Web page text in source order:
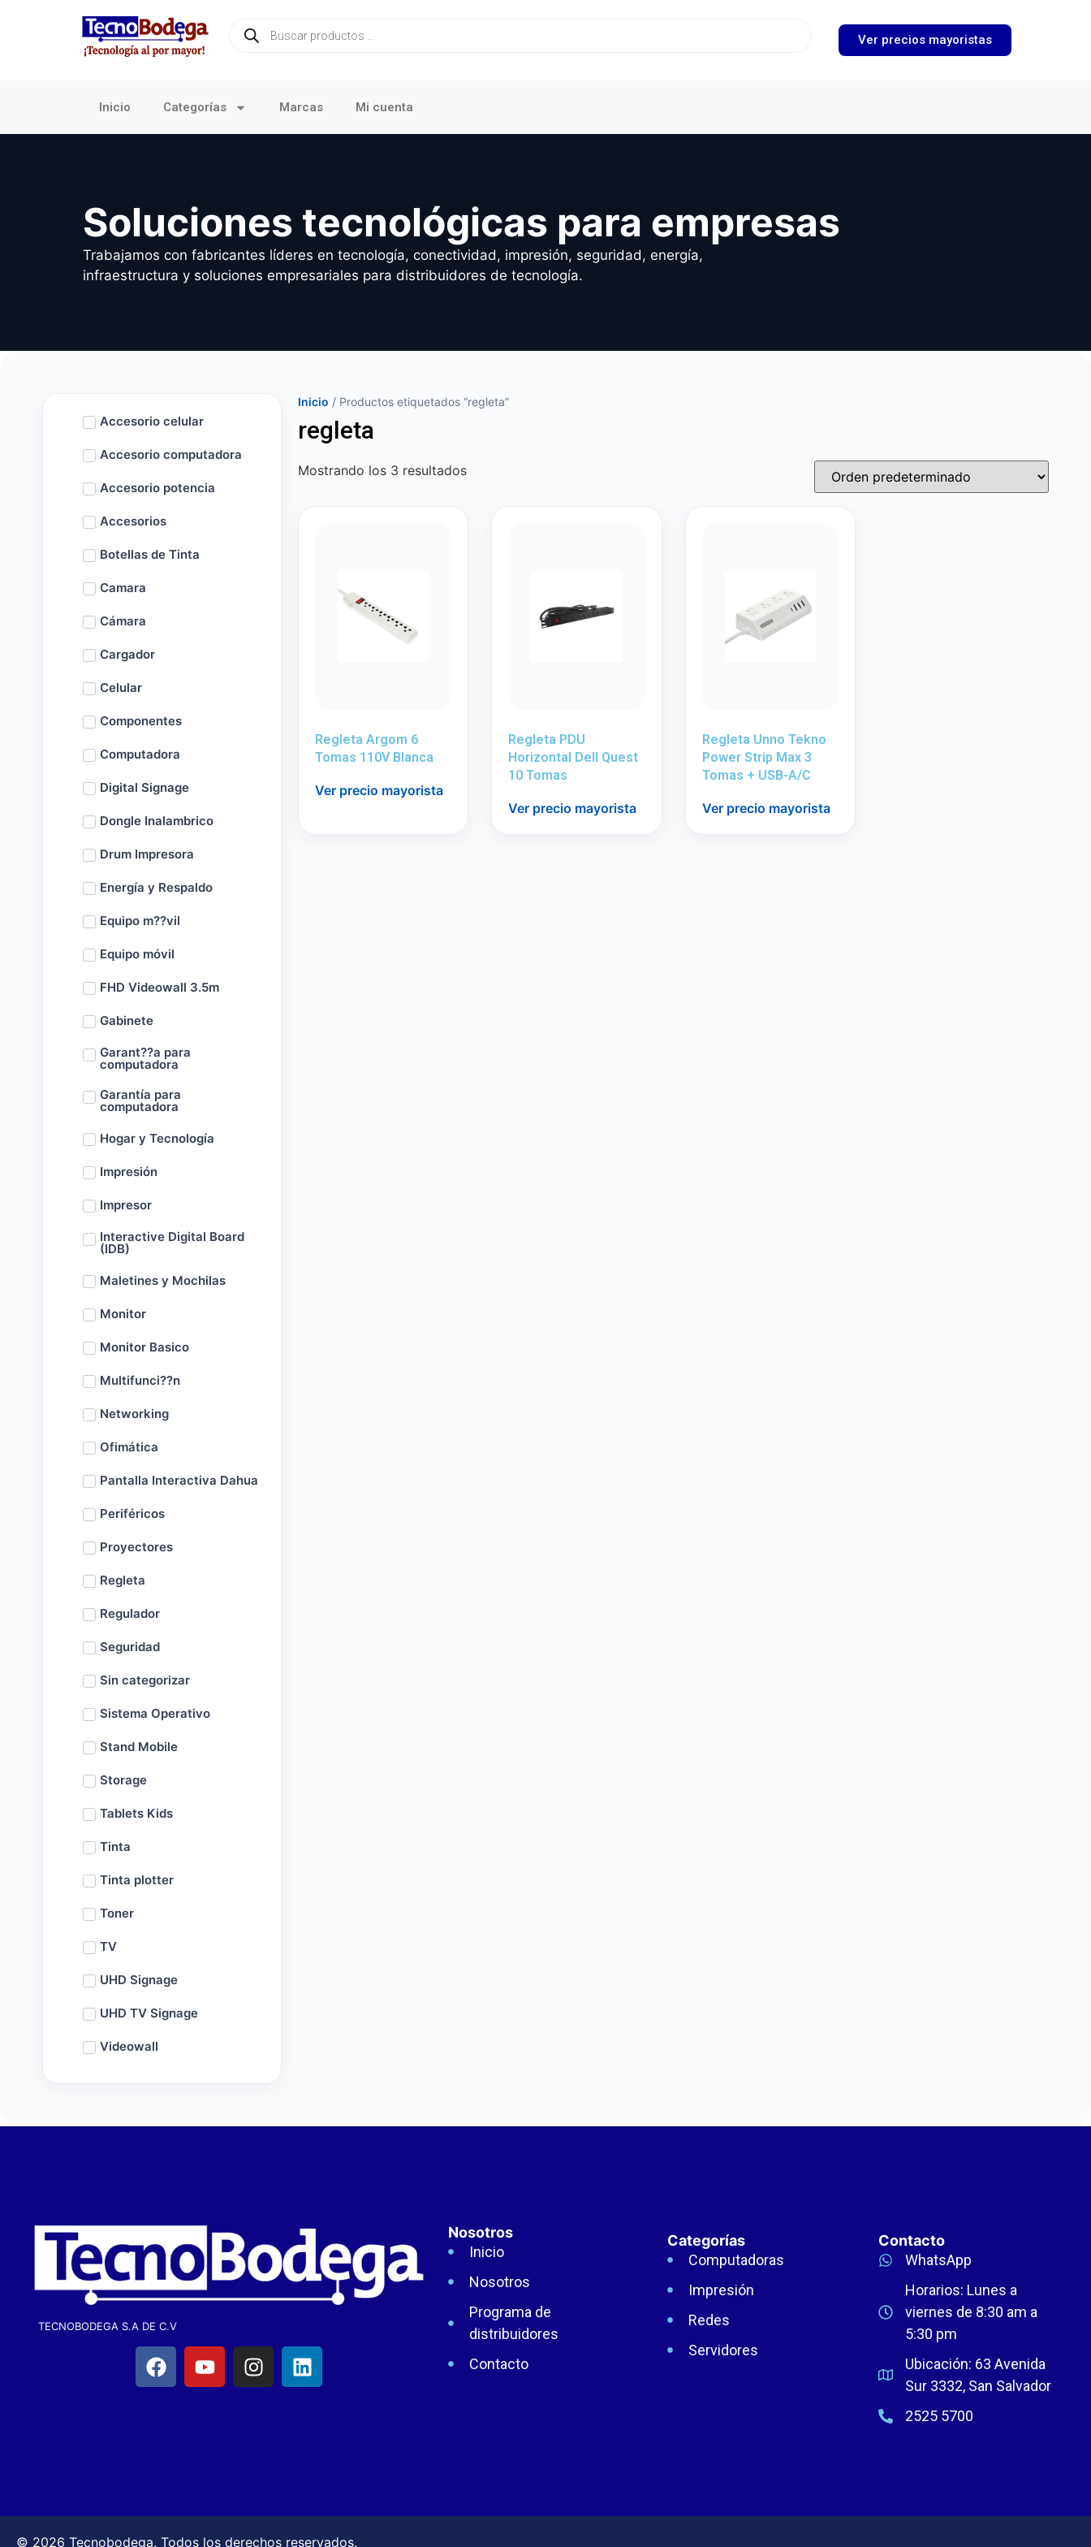
Ver precios mayoristas
Inicio Categorías Marcas Mi cuenta
Soluciones tecnológicas para empresas
Trabajamos con fabricantes líderes en tecnología, conectividad, impresión, seguridad, energía,
infraestructura y soluciones empresariales para distribuidores de tecnología.
Accesorio celular
Accesorio computadora
Accesorio potencia
Accesorios
Botellas de Tinta
Camara
Cámara
Cargador
Celular
Componentes
Computadora
Digital Signage
Dongle Inalambrico
Drum Impresora
Energía y Respaldo
Equipo m??vil
Equipo móvil
FHD Videowall 3.5m
Gabinete
Garant??a para
computadora
Garantía para
computadora
Hogar y Tecnología
Impresión
Impresor
Interactive Digital Board
(IDB)
Maletines y Mochilas
Monitor
Monitor Basico
Multifunci??n
Networking
Ofimática
Pantalla Interactiva Dahua
Periféricos
Proyectores
Regleta
Regulador
Seguridad
Sin categorizar
Sistema Operativo
Stand Mobile
Storage
Tablets Kids
Tinta
Tinta plotter
Toner
TV
UHD Signage
UHD TV Signage
Videowall
Inicio / Productos etiquetados “regleta”
regleta
Mostrando los 3 resultados
Regleta Argom 6
Tomas 110V Blanca
Ver precio mayorista
Regleta PDU
Horizontal Dell Quest
10 Tomas
Ver precio mayorista
Regleta Unno Tekno
Power Strip Max 3
Tomas + USB-A/C
Ver precio mayorista
TECNOBODEGA S.A DE C.V
Nosotros
Inicio
Nosotros
Programa de
distribuidores
Contacto
Categorías
Computadoras
Impresión
Redes
Servidores
Contacto
WhatsApp
Horarios: Lunes a
viernes de 8:30 am a
5:30 pm
Ubicación: 63 Avenida
Sur 3332, San Salvador
2525 5700
© 2026 Tecnobodega. Todos los derechos reservados.